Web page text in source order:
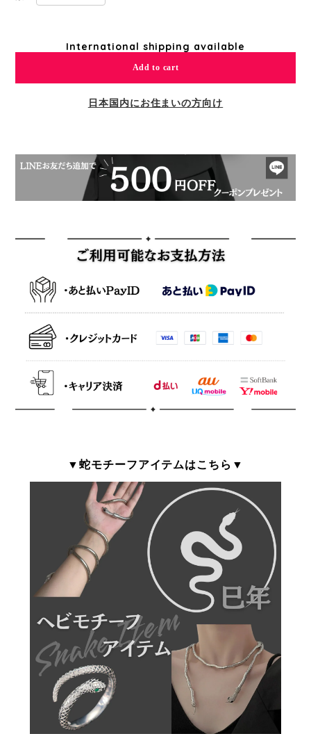
International shipping available
Add to cart
日本国内にお住まいの方向け
▼蛇モチーフアイテムはこちら▼